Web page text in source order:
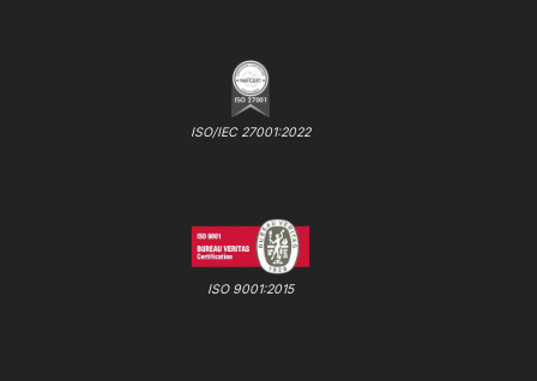
ISO/IEC 27001:2022
ISO 9001:2015